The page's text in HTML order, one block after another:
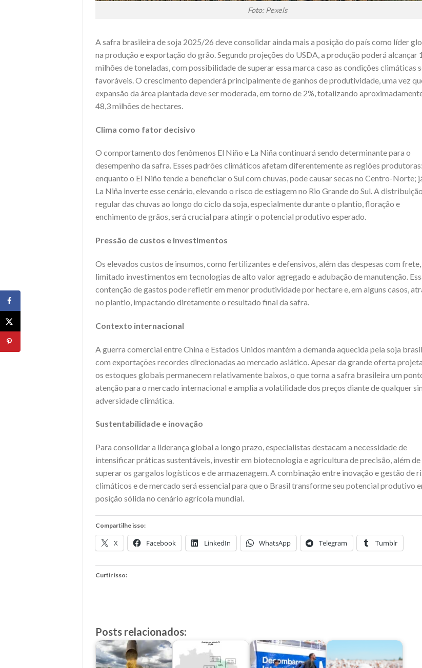
Foto: Pexels
A safra brasileira de soja 2025/26 deve consolidar ainda mais a posição do país como líder
na produção e exportação do grão. Segundo projeções do USDA, a produção poderá alcançar
milhões de toneladas, com possibilidade de superar essa marca caso as condições climáticas
favoráveis. O crescimento dependerá principalmente de ganhos de produtividade, uma vez
expansão da área plantada deve ser moderada, em torno de 2%, totalizando
48,3 milhões de hectares.
Clima como fator decisivo
O comportamento dos fenômenos El Niño e La Niña continuará sendo determinante para o
desempenho da safra. Esses padrões climáticos afetam diferentemente as regiões produtoras:
enquanto o El Niño tende a beneficiar o Sul com chuvas, pode causar secas no Centro-Norte;
La Niña inverte esse cenário, elevando o risco de estiagem no Rio Grande do Sul. A distribuição
regular das chuvas ao longo do ciclo da soja, especialmente durante o plantio, floração e
enchimento de grãos, será crucial para atingir o potencial produtivo esperado.
Pressão de custos e investimentos
Os elevados custos de insumos, como fertilizantes e defensivos, além das despesas com
limitado investimentos em tecnologias de alto valor agregado e adubação de manutenção.
contenção de gastos pode refletir em menor produtividade por hectare e, em alguns casos,
no plantio, impactando diretamente o resultado final da safra.
Contexto internacional
A guerra comercial entre China e Estados Unidos mantém a demanda aquecida pela soja
com exportações recordes direcionadas ao mercado asiático. Apesar da grande oferta
os estoques globais permanecem relativamente baixos, o que torna a safra brasileira um
atenção para o mercado internacional e amplia a volatilidade dos preços diante de qualquer
adversidade climática.
Sustentabilidade e inovação
Para consolidar a liderança global a longo prazo, especialistas destacam a necessidade de
intensificar práticas sustentáveis, investir em biotecnologia e agricultura de precisão, além de
superar os gargalos logísticos e de armazenagem. A combinação entre inovação e gestão de
climáticos e de mercado será essencial para que o Brasil transforme seu potencial produtivo
posição sólida no cenário agrícola mundial.
Compartilhe isso:
X Facebook LinkedIn WhatsApp Telegram Tumblr
Curtir isso:
Posts relacionados: